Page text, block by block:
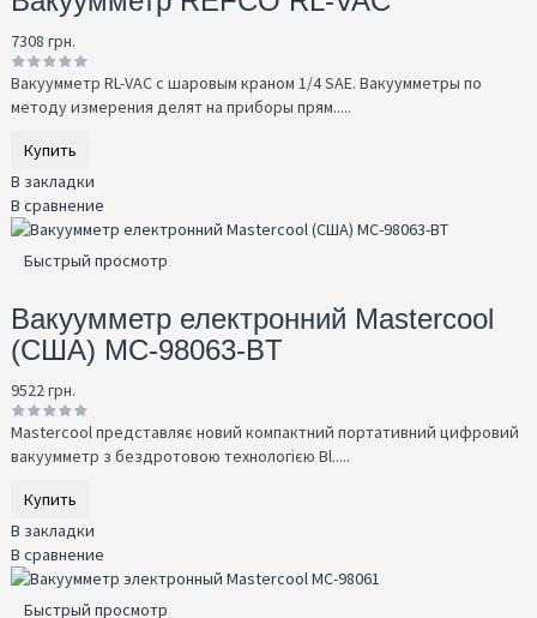
7308 грн.
Вакуумметр RL-VAC с шаровым краном 1/4 SAE. Вакуумметры по
методу измерения делят на приборы прям.....
Купить
В закладки
В сравнение
Быстрый просмотр
Вакуумметр електронний Mastercool
(США) MC-98063-BT
9522 грн.
Mastercool представляє новий компактний портативний цифровий
вакуумметр з бездротовою технологією Bl.....
Купить
В закладки
В сравнение
Быстрый просмотр